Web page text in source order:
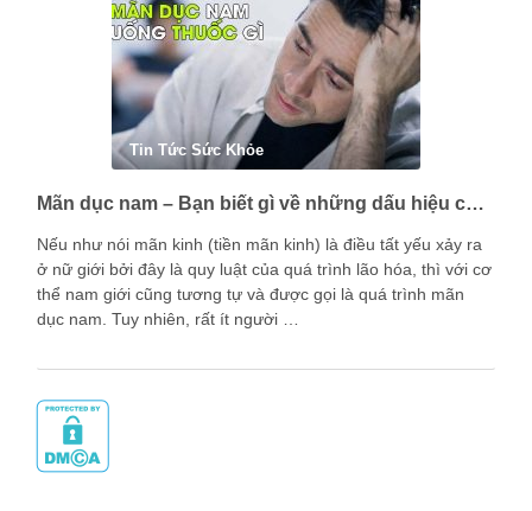
Tin Tức Sức Khỏe
Mãn dục nam – Bạn biết gì về những dấu hiệu của nam giới trong giai đoạn này?
Nếu như nói mãn kinh (tiền mãn kinh) là điều tất yếu xảy ra
ở nữ giới bởi đây là quy luật của quá trình lão hóa, thì với cơ
thể nam giới cũng tương tự và được gọi là quá trình mãn
dục nam. Tuy nhiên, rất ít người …